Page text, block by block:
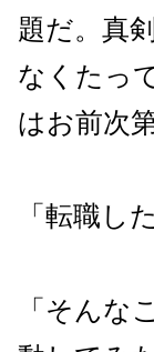
題だ。真
なくたっ
はお前次
「転職し
「そんな